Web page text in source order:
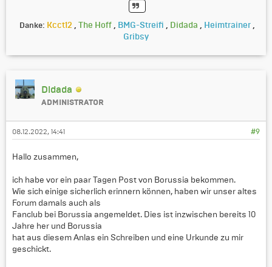
Danke: Kcct12 , The Hoff, BMG-Streifi , Didada , Heimtrainer,
Gribsy
Didada
ADMINISTRATOR
#9
08.12.2022, 14:41
Hallo zusammen,
ich habe vor ein paar Tagen Post von Borussia bekommen.
Wie sich einige sicherlich erinnern können, haben wir unser altes
Forum damals auch als
Fanclub bei Borussia angemeldet. Dies ist inzwischen bereits 10
Jahre her und Borussia
hat aus diesem Anlas ein Schreiben und eine Urkunde zu mir
geschickt.